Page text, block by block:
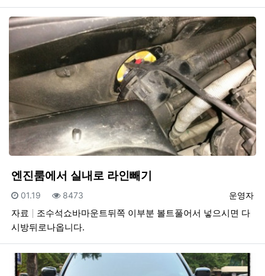
엔진룸에서 실내로 라인빼기
등록자
운영자
등록일
01.19 조회
8473
자료
조수석쇼바마운트뒤쪽 이부분 볼트풀어서 넣으시면 다
시방뒤로나옵니다.